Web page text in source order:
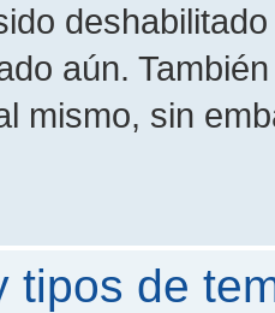
aún.
mismo, sin
tipos de